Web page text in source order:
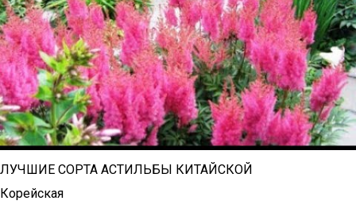
ЛУЧШИЕ СОРТА АСТИЛЬБЫ КИТАЙСКОЙ
Корейская